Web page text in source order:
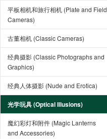
平板相机和旅行相机 (Plate and Field
Cameras)
古董相机 (Classic Cameras)
经典摄影 (Classic Photographs and
Graphics)
经典人体摄影 (Nude and Erotica)
光学玩具 (Optical Illusions)
魔幻彩灯和附件 (Magic Lanterns
and Accessories)